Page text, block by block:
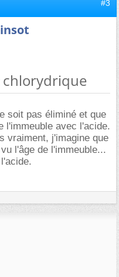
#3
chlorydrique
soit pas éliminé et que
l'immeuble avec l'acide.
vraiment, j'imagine que
l'âge de l'immeuble...